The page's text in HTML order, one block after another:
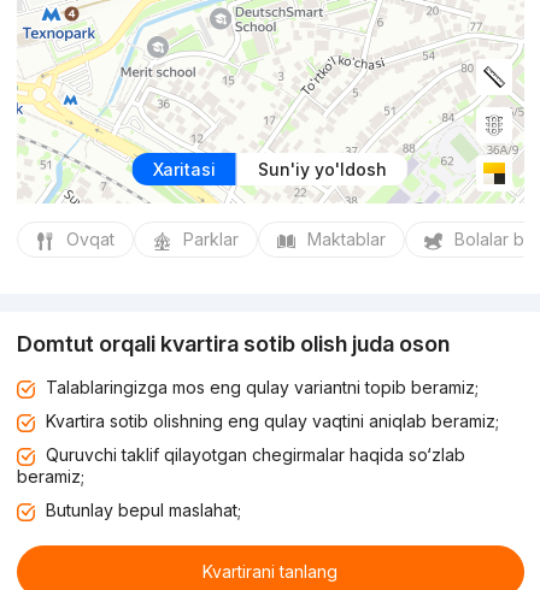
Xaritasi Sun'iy yo'ldosh
Ovqat Parklar Maktablar Bolalar
Domtut orqali kvartira sotib olish juda oson
Talablaringizga mos eng qulay variantni topib beramiz;
Kvartira sotib olishning eng qulay vaqtini aniqlab beramiz;
Quruvchi taklif qilayotgan chegirmalar haqida so‘zlab
beramiz;
Butunlay bepul maslahat;
Kvartirani tanlang